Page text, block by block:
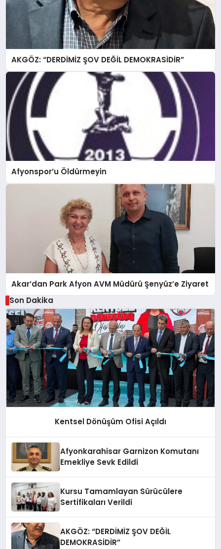
AKGÖZ: “DERDİMİZ ŞOV DEĞİL DEMOKRASİDİR”
Afyonspor’u Öldürmeyin
Akar’dan Park Afyon AVM Müdürü Şenyüz’e Ziyaret
Son Dakika
Kentsel Dönüşüm Ofisi Açıldı
Afyonkarahisar Garnizon Komutanı
Emekliye Sevk Edildi
Kursu Tamamlayan Sürücülere
Sertifikaları Verildi
AKGÖZ: “DERDİMİZ ŞOV DEĞİL
DEMOKRASİDİR”